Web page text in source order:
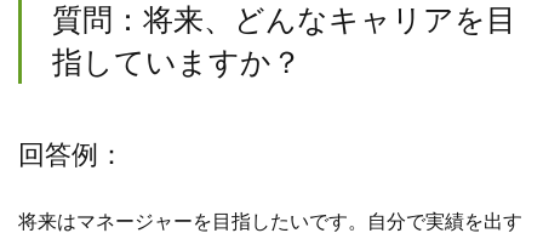
質問：将来、どんなキャリアを目
指していますか？
回答例：
将来はマネージャーを目指したいです。自分で実績を出す